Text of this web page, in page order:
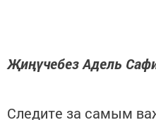
Җиңүчебез Адель
Следите за самым